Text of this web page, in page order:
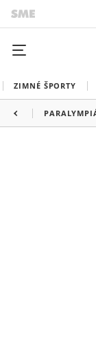
ZIMNÉ ŠPORTY